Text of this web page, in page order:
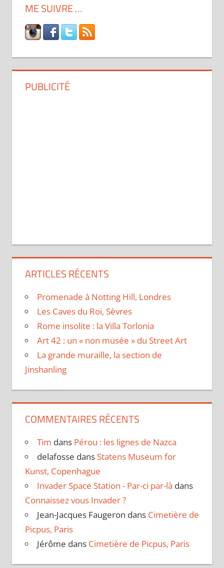
ME SUIVRE …
PUBLICITÉ
ARTICLES RÉCENTS
Promenade à Notting Hill, Londres
Les Caves du Roi, Sèvres
Rome insolite : la Villa Torlonia
Art 42 : un « non musée » du Street Art
La grande muraille, la section de
Jinshanling
COMMENTAIRES RÉCENTS
Tim dans Pérou : les lignes de Nazca
delafosse dans Statens Museum for
Kunst, Copenhague
Invader Space Station - Par-ci par-là dans
Connaissez vous Invader ?
Jean-Jacques Faugeron dans Cimetière de
Picpus, Paris
Jérôme dans Cimetière de Picpus, Paris